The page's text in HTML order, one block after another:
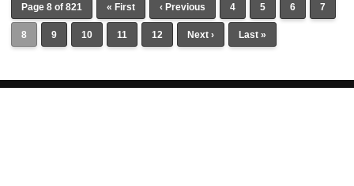
Page 8 of 821 « First ‹ Previous 4 5 6 7
8 9 10 11 12 Next › Last »